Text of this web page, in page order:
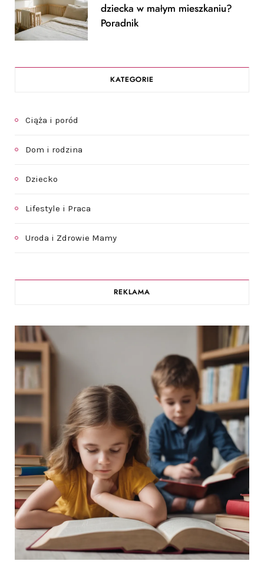
dziecka w małym mieszkaniu?
Poradnik
KATEGORIE
Ciąża i poród
Dom i rodzina
Dziecko
Lifestyle i Praca
Uroda i Zdrowie Mamy
REKLAMA